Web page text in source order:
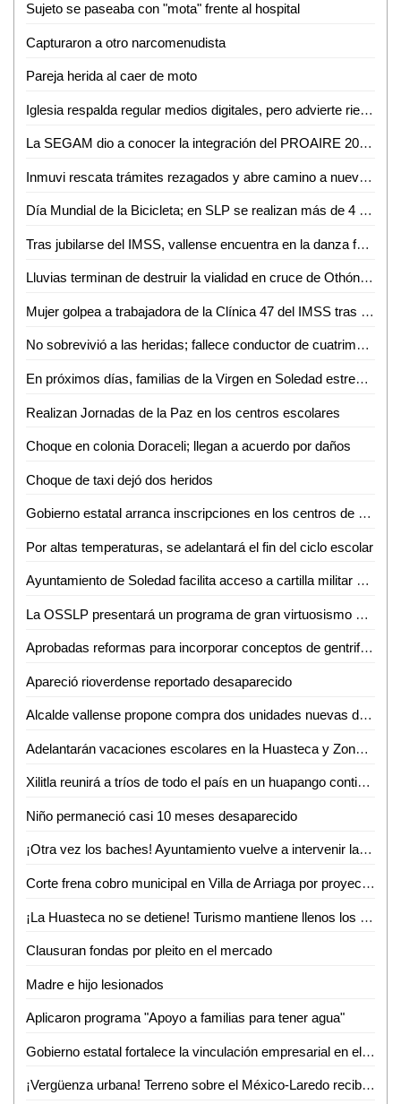
Sujeto se paseaba con "mota" frente al hospital
Capturaron a otro narcomenudista
Pareja herida al caer de moto
Iglesia respalda regular medios digitales, pero advierte riesgo de caer en el autoritarismo
La SEGAM dio a conocer la integración del PROAIRE 2026-2036 para fortalecer la calidad del aire en la zona metropolitana
Inmuvi rescata trámites rezagados y abre camino a nuevas escrituraciones en Ciudad Valles
Día Mundial de la Bicicleta; en SLP se realizan más de 4 mil 500 viajes diarios
Tras jubilarse del IMSS, vallense encuentra en la danza folclórica una nueva forma de vida
Lluvias terminan de destruir la vialidad en cruce de Othón y Vicente C. Salazar
Mujer golpea a trabajadora de la Clínica 47 del IMSS tras discusión por consulta médica
No sobrevivió a las heridas; fallece conductor de cuatrimoto accidentado en Aquismón
En próximos días, familias de la Virgen en Soledad estrenarán consultorio, purificadora y parque urbano
Realizan Jornadas de la Paz en los centros escolares
Choque en colonia Doraceli; llegan a acuerdo por daños
Choque de taxi dejó dos heridos
Gobierno estatal arranca inscripciones en los centros de desarrollo infantil
Por altas temperaturas, se adelantará el fin del ciclo escolar
Ayuntamiento de Soledad facilita acceso a cartilla militar con jornadas en planteles educativos
La OSSLP presentará un programa de gran virtuosismo y tradición musical en el teatro de la paz
Aprobadas reformas para incorporar conceptos de gentrificación y vivienda asequible
Apareció rioverdense reportado desaparecido
Alcalde vallense propone compra dos unidades nuevas de recolección de basura
Adelantarán vacaciones escolares en la Huasteca y Zona Media por altas temperaturas
Xilitla reunirá a tríos de todo el país en un huapango continuo para lograr un Récord Guinness
Niño permaneció casi 10 meses desaparecido
¡Otra vez los baches! Ayuntamiento vuelve a intervenir la avenida Ejército Mexicano
Corte frena cobro municipal en Villa de Arriaga por proyectos federales
¡La Huasteca no se detiene! Turismo mantiene llenos los parajes y alista otro verano inolvidable
Clausuran fondas por pleito en el mercado
Madre e hijo lesionados
Aplicaron programa "Apoyo a familias para tener agua"
Gobierno estatal fortalece la vinculación empresarial en el bajío
¡Vergüenza urbana! Terreno sobre el México-Laredo recibe basura a plena vista de todos